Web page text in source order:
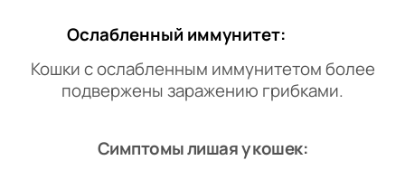
Ослабленный иммунитет:
Кошки с ослабленным иммунитетом более
подвержены заражению грибками.
Симптомы лишая у кошек: